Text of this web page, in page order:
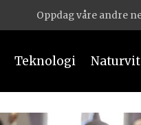
Oppdag våre andre
Teknologi